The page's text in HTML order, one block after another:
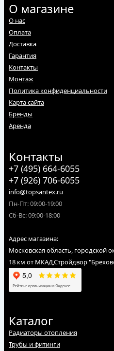
О магазине
О нас
Оплата
Доставка
Гарантия
Контакты
Монтаж
Политика конфиденциальности
Карта сайта
Бренды
Аренда
Контакты
+7 (495) 664-6055
+7 (926) 706-6055
info@topsantex.ru
Пн-Пт: 09:00-19:00
Сб-Вс: 09:00-18:00
Адрес магазина:
Московская область, городской
18 км от МКАД,Стройдвор
Каталог
Радиаторы отопления
Трубы и фитинги